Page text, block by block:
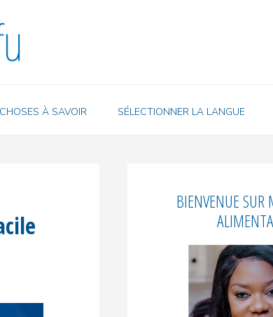
CHOSES À SAVOIR SÉLECTIONNER LA LANGUE
principalBIENVENUE SUR